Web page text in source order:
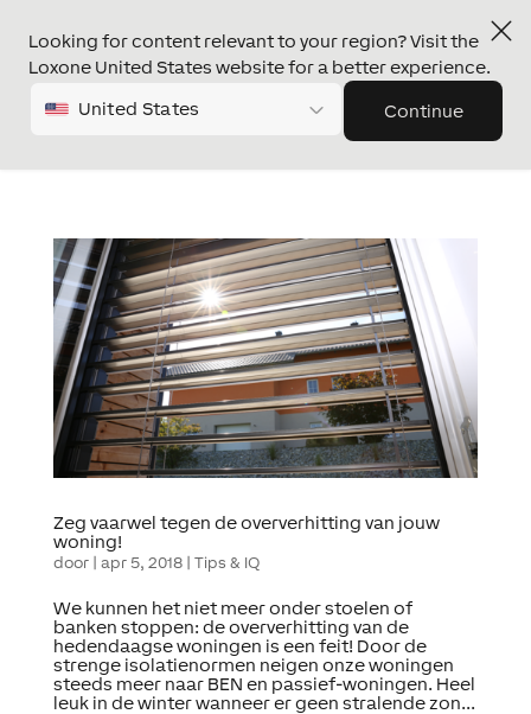
Looking for content relevant to your region? Visit the
Loxone United States website for a better experience.
United States Continue
Zeg vaarwel tegen de oververhitting van jouw
woning!
door | apr 5, 2018| Tips & IQ
We kunnen het niet meer onder stoelen of
banken stoppen: de oververhitting van de
hedendaagse woningen is een feit! Door de
strenge isolatienormen neigen onze woningen
steeds meer naar BEN en passief-woningen. Heel
leuk in de winter wanneer er geen stralende zon...